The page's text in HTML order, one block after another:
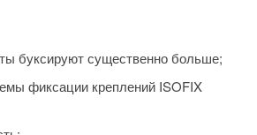
буксируют существенно больше;
фиксации креплений ISOFIX